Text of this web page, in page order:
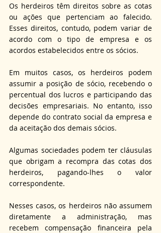
Os herdeiros têm direitos sobre as cotas
ou ações que pertenciam ao falecido.
Esses direitos, contudo, podem variar de
acordo com o tipo de empresa e os
acordos estabelecidos entre os sócios.
Em muitos casos, os herdeiros podem
assumir a posição de sócio, recebendo o
percentual dos lucros e participando das
decisões empresariais. No entanto, isso
depende do contrato social da empresa e
da aceitação dos demais sócios.
Algumas sociedades podem ter cláusulas
que obrigam a recompra das cotas dos
herdeiros, pagando-lhes o valor
correspondente.
Nesses casos, os herdeiros não assumem
diretamente a administração, mas
recebem compensação financeira pela